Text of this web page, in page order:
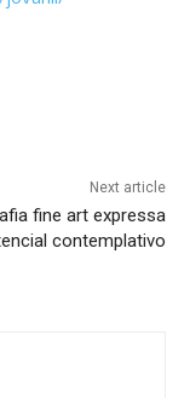
Next article
fine art expressa
contemplativo